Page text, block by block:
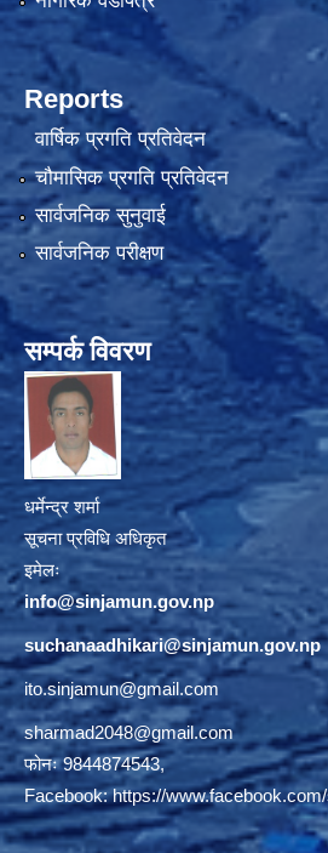
Reports
वार्षिक प्रगति प्रतिवेदन
चौमासिक प्रगति प्रतिवेदन
सार्वजनिक सुनुवाई
सार्वजनिक परीक्षण
सम्पर्क विवरण
धर्मेन्द्र शर्मा
सूचना प्रविधि अधिकृत
इमेलः
info@sinjamun.gov.np
suchanaadhikari@sinjamun.gov.np
ito.sinjamun@gmail.com
sharmad2048@gmail.com
फोनः 9844874543,
Facebook:https://